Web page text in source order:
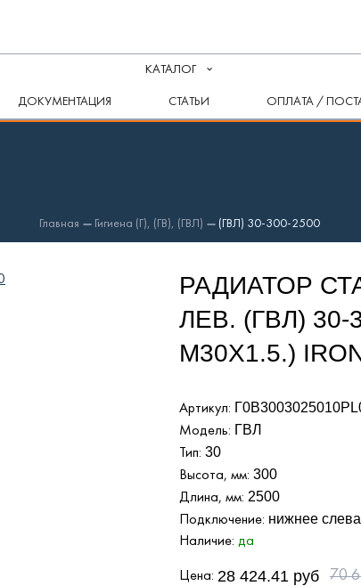
КАТАЛОГ
ДОКУМЕНТАЦИЯ СТАТЬИ ОПЛАТА /
Главная — Гигиена (Г), (ГВ), (ГВЛ) — (ГВЛ) 30-300-2500
РАДИАТОР
ЛЕВ. (ГВЛ)
М30Х1.5.)
Артикул:
Модель: ГВЛ
Тип: 30
Высота, мм: 300
Длина, мм: 2500
Подключение: нижнее слева
Наличие: да
Цена: 28 424.41 руб 70